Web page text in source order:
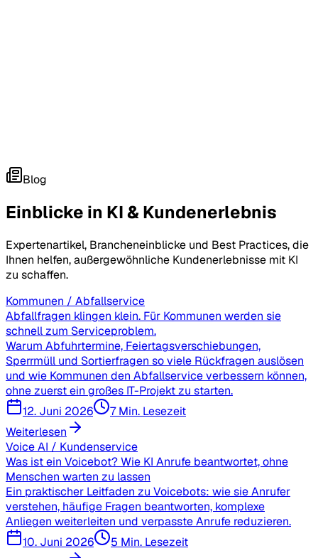
Blog
Einblicke in KI & Kundenerlebnis
Expertenartikel, Brancheneinblicke und Best Practices, die
Ihnen helfen, außergewöhnliche Kundenerlebnisse mit KI
zu schaffen.
Kommunen / Abfallservice
Abfallfragen klingen klein. Für Kommunen werden sie
schnell zum Serviceproblem.
Warum Abfuhrtermine, Feiertagsverschiebungen,
Sperrmüll und Sortierfragen so viele Rückfragen auslösen
und wie Kommunen den Abfallservice verbessern können,
ohne zuerst ein großes IT-Projekt zu starten.
12. Juni 2026
7 Min. Lesezeit
Weiterlesen
Voice AI / Kundenservice
Was ist ein Voicebot? Wie KI Anrufe beantwortet, ohne
Menschen warten zu lassen
Ein praktischer Leitfaden zu Voicebots: wie sie Anrufer
verstehen, häufige Fragen beantworten, komplexe
Anliegen weiterleiten und verpasste Anrufe reduzieren.
10. Juni 2026
5 Min. Lesezeit